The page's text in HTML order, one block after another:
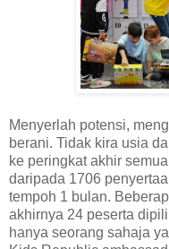
Menyerlah potensi,
berani. Tidak kira usia
ke peringkat akhir
daripada 1706
tempoh 1 bulan.
akhirnya 24 peserta
hanya seorang sahaja